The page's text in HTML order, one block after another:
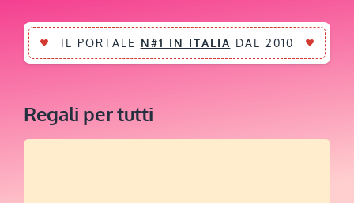
IL PORTALE N#1 IN ITALIA DAL 2010
Regali per tutti